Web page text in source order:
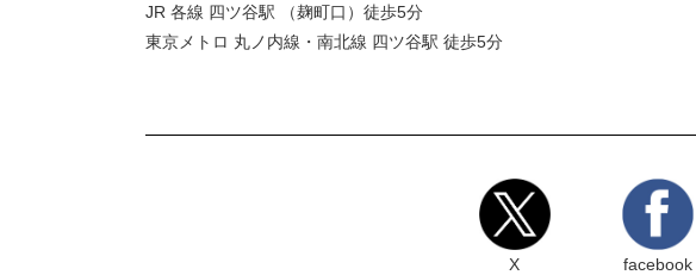
JR 各線 四ツ谷駅 （麹町口）徒歩5分
東京メトロ 丸ノ内線・南北線 四ツ谷駅 徒歩5分
X facebook